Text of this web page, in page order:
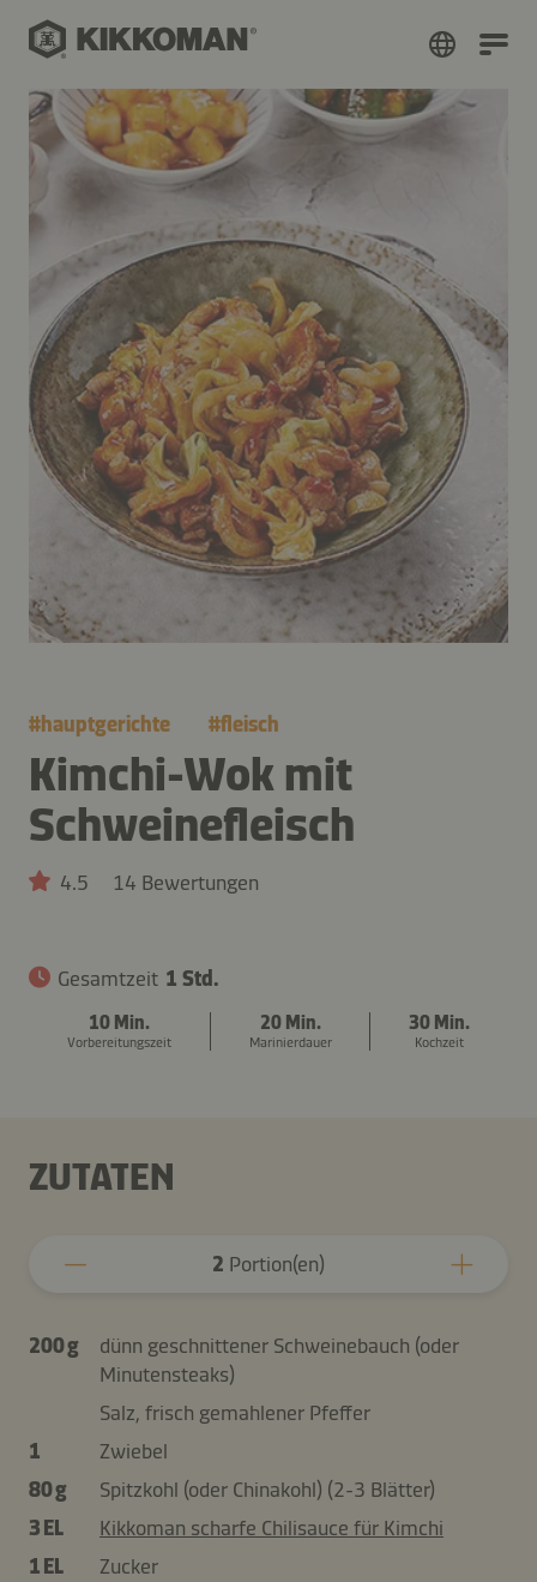
#hauptgerichte #fleisch
Kimchi-Wok mit
Schweinefleisch
4.5 14 Bewertungen
Gesamtzeit 1 Std.
10 Min.
Vorbereitungszeit
20 Min.
Marinierdauer
30 Min.
Kochzeit
ZUTATEN
2 Portion(en)
200 g
dünn geschnittener Schweinebauch (oder
Minutensteaks)
Salz, frisch gemahlener Pfeffer
1
Zwiebel
80 g
Spitzkohl (oder Chinakohl) (2-3 Blätter)
3 EL
Kikkoman scharfe Chilisauce für Kimchi
1 EL
Zucker